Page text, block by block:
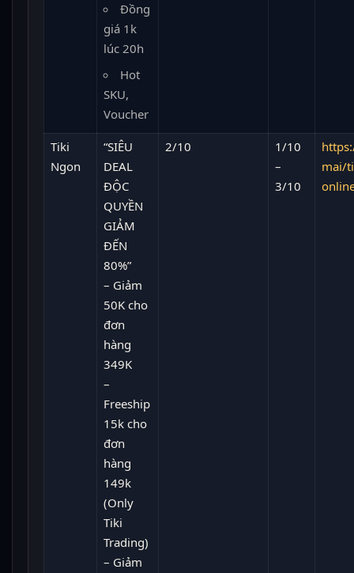
Đồng
giá 1k
lúc 20h
Hot
SKU,
Voucher
Tiki
Ngon
“SIÊU
DEAL
ĐỘC
QUYỀN
GIẢM
ĐẾN
80%”
– Giảm
50K cho
đơn
hàng
349K
–
Freeship
15k cho
đơn
hàng
149k
(Only
Tiki
Trading)
– Giảm
2/10
1/10
–
3/10
mai/
onlin